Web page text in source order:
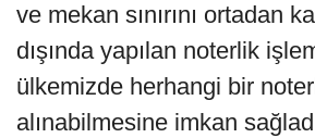
ve mekan sınırını ortadan
dışında yapılan noterlik
ülkemizde herhangi bir
alınabilmesine imkan